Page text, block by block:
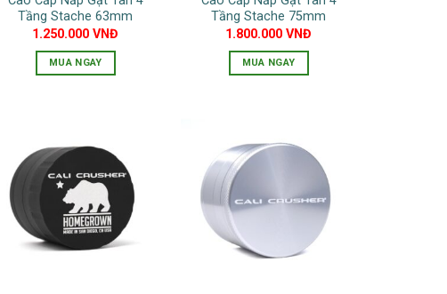
được
chọn
trên
trang
được
chọn
trên
trang
Tầng Stache 63mm
1.250.000VNĐ
MUA NGAY
có
biến
thể.
Các
tùy
Tầng Stache 75mm
1.800.000VNĐ
MUA NGAY